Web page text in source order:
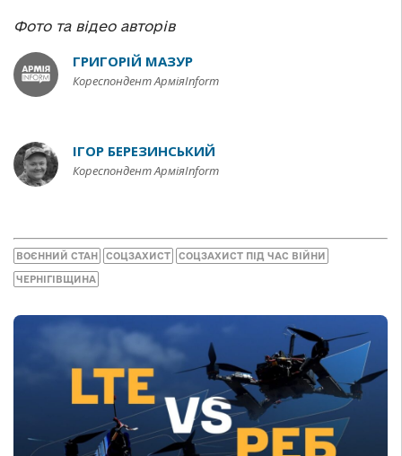
Фото та відео авторів
ГРИГОРІЙ МАЗУР
Кореспондент АрміяInform
ІГОР БЕРЕЗИНСЬКИЙ
Кореспондент АрміяInform
ВОЄННИЙ СТАН СОЦЗАХИСТ СОЦЗАХИСТ ПІД ЧАС ВІЙНИ
ЧЕРНІГІВЩИНА